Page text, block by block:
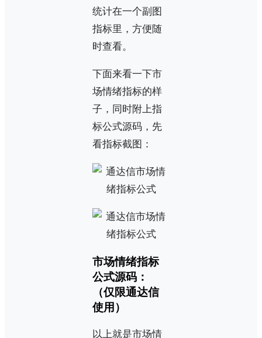
统计在一个副图
指标里，方便随
时查看。
下面来看一下市
场情绪指标的样
子，同时附上指
标公式源码，先
看指标截图：
市场情绪指标
公式源码：
（仅限通达信
使用）
以上就是市场情